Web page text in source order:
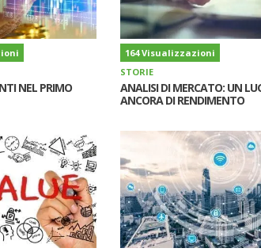
NEL PRIMO
164 Visualizzazioni
STORIE
ANALISI DI MERCATO: UN
ANCORA DI RENDIMENTO